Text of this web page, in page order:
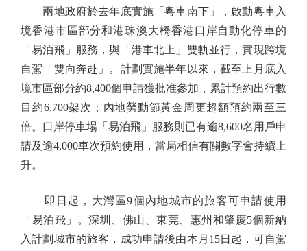
兩地政府於去年底實施「粵車南下」，啟動粵車入
境香港市區部分和港珠澳大橋香港口岸自動化停車的
「易泊飛」服務，與「港車北上」雙軌並行，實現跨境
自駕「雙向奔赴」。計劃實施半年以來，截至上月底入
境市區部分約8,400個申請獲批准參加，累計預約出行數
目約6,700架次；內地勞動節黃金周更超額預約兩至三
倍。口岸停車場「易泊飛」服務則已有逾8,600名用戶申
請及逾4,000車次預約使用，當局相信有關數字會持續上
升。
即日起，大灣區9個內地城市的旅客可申請使用
「易泊飛」。深圳、佛山、東莞、惠州和肇慶5個新納
入計劃城市的旅客，成功申請後由本月15日起，可自駕